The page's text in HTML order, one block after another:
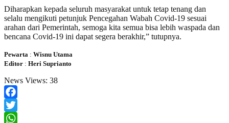
Diharapkan kepada seluruh masyarakat untuk tetap tenang dan
selalu mengikuti petunjuk Pencegahan Wabah Covid-19 sesuai
arahan dari Pemerintah, semoga kita semua bisa lebih waspada dan
bencana Covid-19 ini dapat segera berakhir,” tutupnya.
Pewarta : Wisnu Utama
Editor : Heri Suprianto
News Views: 38
Facebook
Twitter